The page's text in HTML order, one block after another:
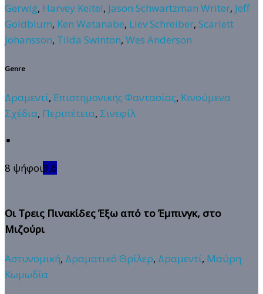
Gerwig, Harvey Keitel, Jason Schwartzman Writer, Jeff
Goldblum, Ken Watanabe, Liev Schreiber, Scarlett
Johansson, Tilda Swinton, Wes Anderson
Genre
Δραμεντί, Επιστημονικής Φαντασίας, Κινούμενα
Σχέδια, Περιπέτεια, Σινεφίλ
8 ψήφοι3.6
Οι Τρεις Πινακίδες Έξω από το Έμπινγκ, στο
Μιζούρι
Αστυνομική, Δραματικό Θρίλερ, Δραμεντί, Μαύρη
Κωμωδία